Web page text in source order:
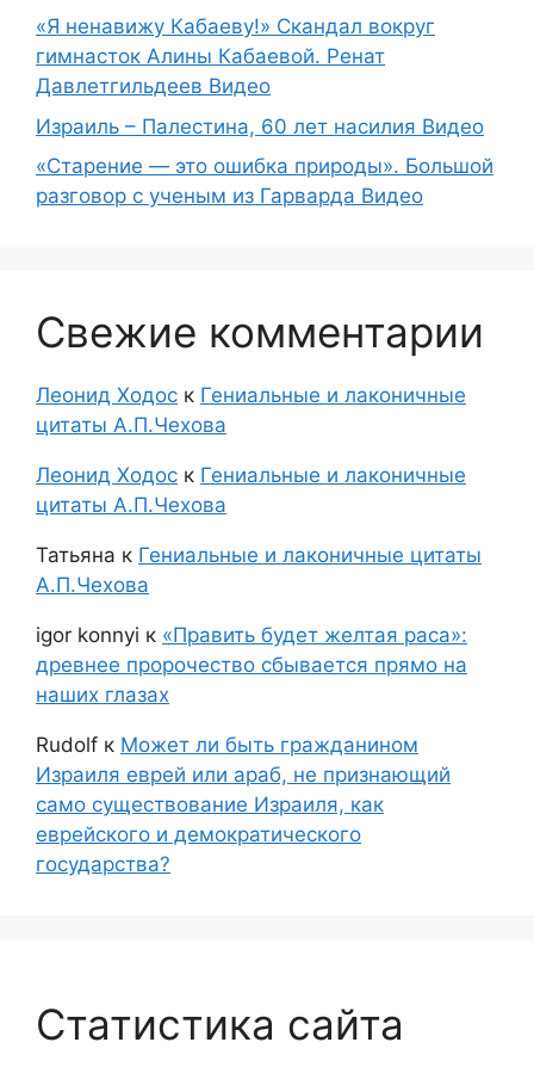
«Я ненавижу Кабаеву!» Скандал вокруг
гимнасток Алины Кабаевой. Ренат
Давлетгильдеев Видео
Израиль – Палестина, 60 лет насилия Видео
«Старение — это ошибка природы». Большой
разговор с ученым из Гарварда Видео
Свежие комментарии
Леонид Ходос к Гениальные и лаконичные
цитаты А.П.Чехова
Леонид Ходос к Гениальные и лаконичные
цитаты А.П.Чехова
Татьяна к Гениальные и лаконичные цитаты
А.П.Чехова
igor konnyi к «Править будет желтая раса»:
древнее пророчество сбывается прямо на
наших глазах
Rudolf к Может ли быть гражданином
Израиля еврей или араб, не признающий
само существование Израиля, как
еврейского и демократического
государства?
Статистика сайта